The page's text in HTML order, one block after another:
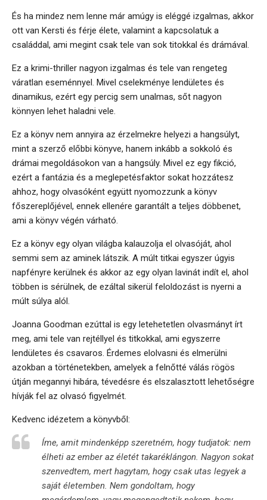
És ha mindez nem lenne már amúgy is eléggé izgalmas, akkor
ott van Kersti és férje élete, valamint a kapcsolatuk a
családdal, ami megint csak tele van sok titokkal és drámával.
Ez a krimi-thriller nagyon izgalmas és tele van rengeteg
váratlan eseménnyel. Mivel cselekménye lendületes és
dinamikus, ezért egy percig sem unalmas, sőt nagyon
könnyen lehet haladni vele.
Ez a könyv nem annyira az érzelmekre helyezi a hangsúlyt,
mint a szerző előbbi könyve, hanem inkább a sokkoló és
drámai megoldásokon van a hangsúly. Mivel ez egy fikció,
ezért a fantázia és a meglepetésfaktor sokat hozzátesz
ahhoz, hogy olvasóként együtt nyomozzunk a könyv
főszereplőjével, ennek ellenére garantált a teljes döbbenet,
ami a könyv végén várható.
Ez a könyv egy olyan világba kalauzolja el olvasóját, ahol
semmi sem az aminek látszik. A múlt titkai egyszer úgyis
napfényre kerülnek és akkor az egy olyan lavinát indít el, ahol
többen is sérülnek, de ezáltal sikerül feloldozást is nyerni a
múlt súlya alól.
Joanna Goodman ezúttal is egy letehetetlen olvasmányt írt
meg, ami tele van rejtéllyel és titkokkal, ami egyszerre
lendületes és csavaros. Érdemes elolvasni és elmerülni
azokban a történetekben, amelyek a felnőtté válás rögös
útján megannyi hibára, tévedésre és elszalasztott lehetőségre
hívják fel az olvasó figyelmét.
Kedvenc idézetem a könyvből:
Íme, amit mindenképp szeretném, hogy tudjatok: nem
élheti az ember az életét takaréklángon. Nagyon sokat
szenvedtem, mert hagytam, hogy csak utas legyek a
saját életemben. Nem gondoltam, hogy